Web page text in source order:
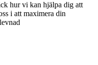
hur vi kan hjälpa dig att
i att maximera din